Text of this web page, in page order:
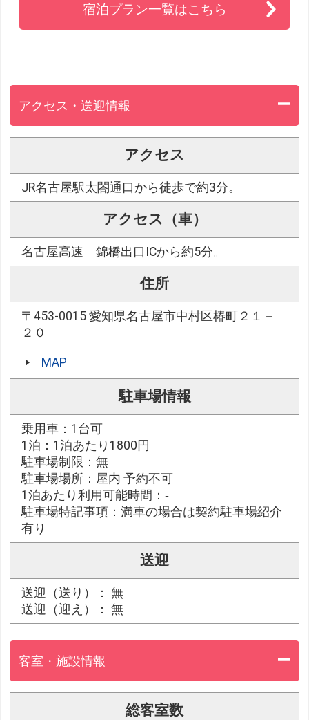
宿泊プラン一覧はこちら
アクセス・送迎情報
アクセス
JR名古屋駅太閤通口から徒歩で約3分。
アクセス（車）
名古屋高速 錦橋出口ICから約5分。
住所
〒453-0015 愛知県名古屋市中村区椿町２１－
２０
MAP
駐車場情報
乗用車：1台可
1泊：1泊あたり1800円
駐車場制限：無
駐車場場所：屋内 予約不可
1泊あたり利用可能時間：‐
駐車場特記事項：満車の場合は契約駐車場紹介
有り
送迎
送迎（送り）： 無
送迎（迎え）： 無
客室・施設情報
総客室数